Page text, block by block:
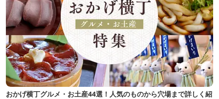
おかげ横丁グルメ・お土産44選！人気のものから穴場まで詳しく紹